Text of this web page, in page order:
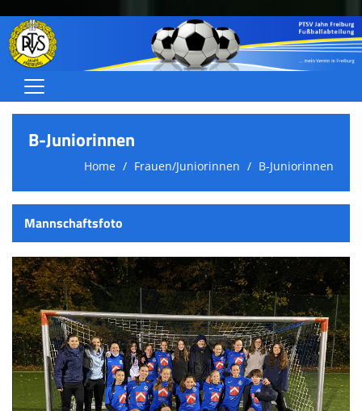
Home
Herren
Jugend (A-C)
Jugend (D-G)
Schiedsrichter
Über uns
Termine/Ergebnisse
Sponsoren
B-Juniorinnen
Home Frauen/Juniorinnen B-Juniorinnen
Mannschaftsfoto